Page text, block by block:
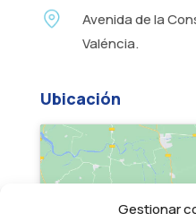
Gestionar
Avenida de la
Valéncia.
Ubicación